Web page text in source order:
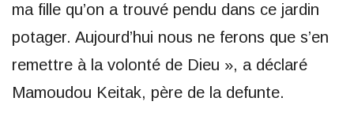
ma fille qu’on a trouvé pendu dans ce jardin
potager. Aujourd’hui nous ne ferons que s’en
remettre à la volonté de Dieu », a déclaré
Mamoudou Keitak, père de la defunte.